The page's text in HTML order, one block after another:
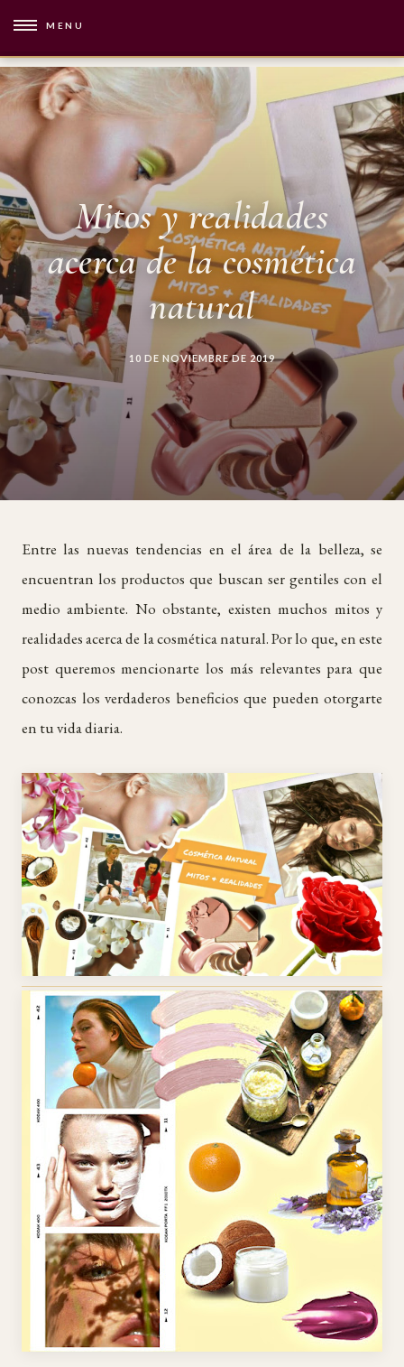
MENU
Mitos y realidades
acerca de la cosmética
natural
10 DE NOVIEMBRE DE 2019
Entre las nuevas tendencias en el área de la belleza, se
encuentran los productos que buscan ser gentiles con el
medio ambiente. No obstante, existen muchos mitos y
realidades acerca de la cosmética natural. Por lo que, en este
post queremos mencionarte los más relevantes para que
conozcas los verdaderos beneficios que pueden otorgarte
en tu vida diaria.